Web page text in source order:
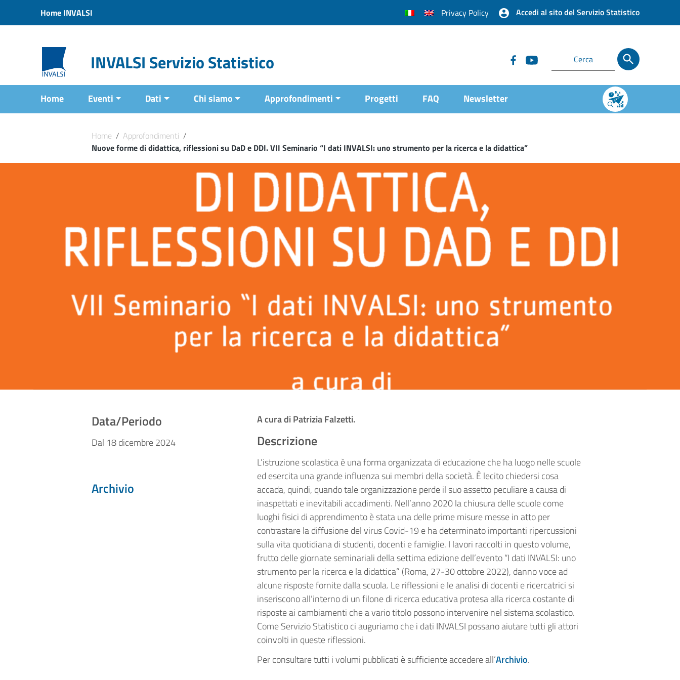
Vai al menu di navigazione
Home INVALSI Privacy Policy Accedi al sito del Servizio Statistico
INVALSI Servizio Statistico
Home Eventi Dati Chi siamo Approfondimenti Progetti FAQ Newsletter
Home / Approfondimenti /
Nuove forme di didattica, riflessioni su DaD e DDI. VII Seminario “I dati INVALSI: uno strumento per la ricerca e la didattica”
Data/Periodo
Dal 18 dicembre 2024
Archivio
A cura di Patrizia Falzetti.
Descrizione
L’istruzione scolastica è una forma organizzata di educazione che ha luogo nelle scuole
ed esercita una grande influenza sui membri della società. È lecito chiedersi cosa
accada, quindi, quando tale organizzazione perde il suo assetto peculiare a causa di
inaspettati e inevitabili accadimenti. Nell’anno 2020 la chiusura delle scuole come
luoghi fisici di apprendimento è stata una delle prime misure messe in atto per
contrastare la diffusione del virus Covid-19 e ha determinato importanti ripercussioni
sulla vita quotidiana di studenti, docenti e famiglie. I lavori raccolti in questo volume,
frutto delle giornate seminariali della settima edizione dell’evento “I dati INVALSI: uno
strumento per la ricerca e la didattica” (Roma, 27-30 ottobre 2022), danno voce ad
alcune risposte fornite dalla scuola. Le riflessioni e le analisi di docenti e ricercatrici si
inseriscono all’interno di un filone di ricerca educativa protesa alla ricerca costante di
risposte ai cambiamenti che a vario titolo possono intervenire nel sistema scolastico.
Come Servizio Statistico ci auguriamo che i dati INVALSI possano aiutare tutti gli attori
coinvolti in queste riflessioni.
Per consultare tutti i volumi pubblicati è sufficiente accedere all’Archivio.